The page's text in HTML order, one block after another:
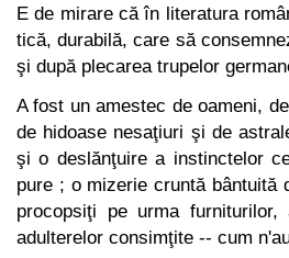
E de mirare că în literatura
tică, durabilă, care să
şi după plecarea trupelor
A fost un amestec de oameni,
de hidoase nesaţiuri şi de
şi o deslănţuire a instinctelor
pure ; o mi­zerie cruntă bântuită
procopsiţi pe urma furniturilor,
adulterelor consim­ţite -- cum